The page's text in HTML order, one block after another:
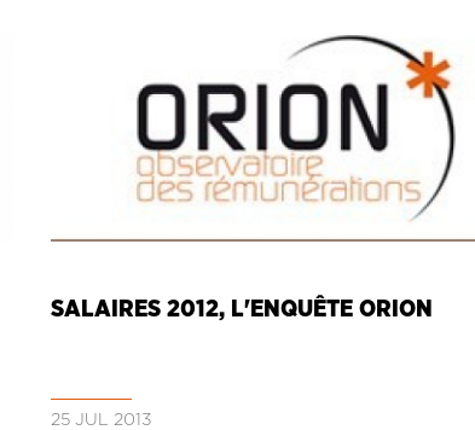
SALAIRES 2012, L'ENQUÊTE ORION
25 JUL 2013